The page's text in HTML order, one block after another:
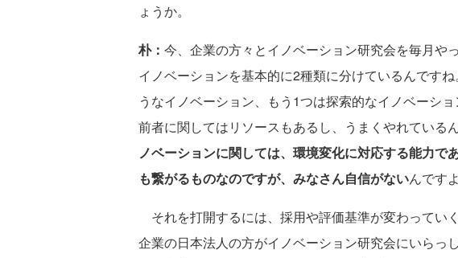
ょうか。
朴： 今、企業の方々とイノベーション研究会を毎月や
イノベーションを基本的に2種類に分けているんです
うなイノベーション、もう1つは探索的なイノベーシ
前者に関してはリソースもあるし、うまくやれている
ノベーションに関しては、環境変化に対応する能力で
も繋がるものなのですが、みなさん自信がないんです
それを打開するには、採用や評価基準が変わってい
企業の日本法人の方がイノベーション研究会にいらっ